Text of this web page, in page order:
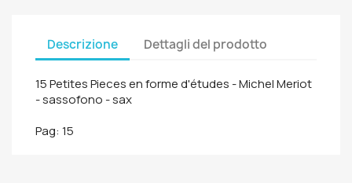
Descrizione Dettagli del prodotto
15 Petites Pieces en forme d'études - Michel Meriot
- sassofono - sax
Pag: 15